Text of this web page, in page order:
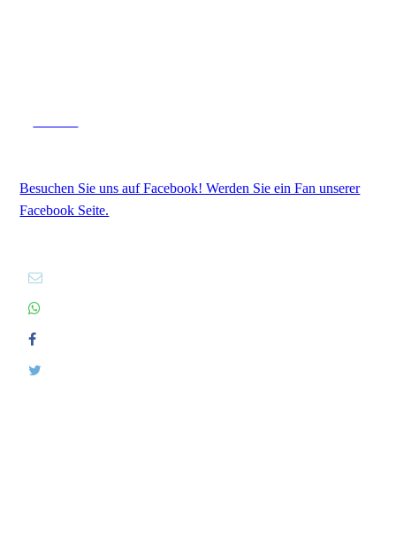
Besuchen Sie uns auf Facebook! Werden Sie ein Fan unserer
Facebook Seite.